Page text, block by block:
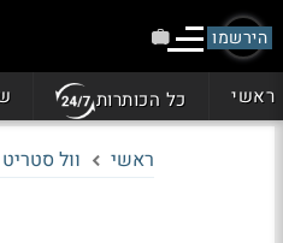
הירשמו
ראשי כל הכותרות
ראשי וול סטריט